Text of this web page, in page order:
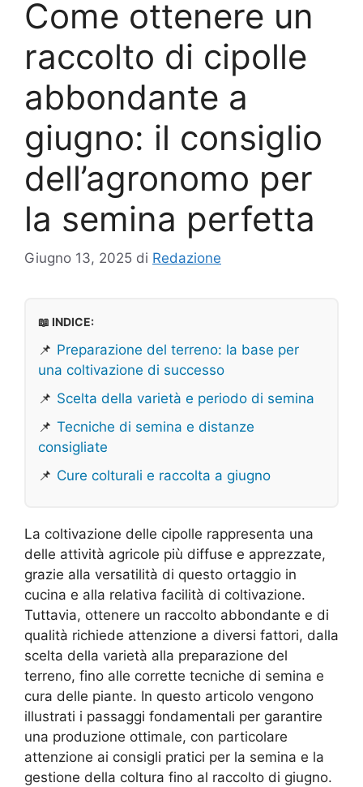
Come ottenere un
raccolto di cipolle
abbondante a
giugno: il consiglio
dell’agronomo per
la semina perfetta
Giugno 13, 2025 di Redazione
📖 INDICE:
📌 Preparazione del terreno: la base per
una coltivazione di successo
📌 Scelta della varietà e periodo di semina
📌 Tecniche di semina e distanze
consigliate
📌 Cure colturali e raccolta a giugno
La coltivazione delle cipolle rappresenta una
delle attività agricole più diffuse e apprezzate,
grazie alla versatilità di questo ortaggio in
cucina e alla relativa facilità di coltivazione.
Tuttavia, ottenere un raccolto abbondante e di
qualità richiede attenzione a diversi fattori, dalla
scelta della varietà alla preparazione del
terreno, fino alle corrette tecniche di semina e
cura delle piante. In questo articolo vengono
illustrati i passaggi fondamentali per garantire
una produzione ottimale, con particolare
attenzione ai consigli pratici per la semina e la
gestione della coltura fino al raccolto di giugno.